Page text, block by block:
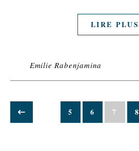
LIRE PLUS
Emilie Rabenjamina
5 6 7 8